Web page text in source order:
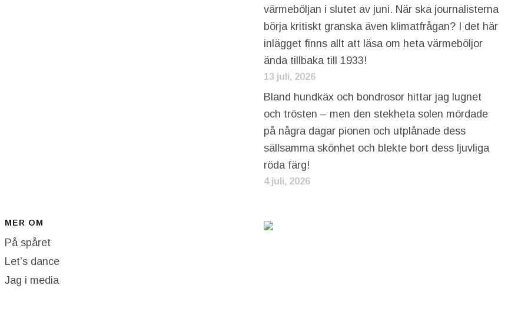
värmeböljan i slutet av juni. När ska journalisterna
börja kritiskt granska även klimatfrågan? I det här
inlägget finns allt att läsa om heta värmeböljor
ända tillbaka till 1933!
13 juli, 2026
Bland hundkäx och bondrosor hittar jag lugnet
och trösten – men den stekheta solen mördade
på några dagar pionen och utplånade dess
sällsamma skönhet och blekte bort dess ljuvliga
röda färg!
4 juli, 2026
MER OM
På spåret
Let’s dance
Jag i media